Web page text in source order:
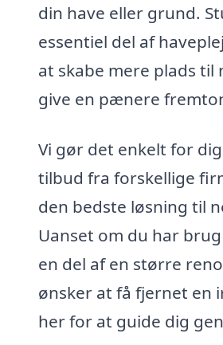
din have eller grund.
essentiel del af
at skabe mere plads
give en pænere
Vi gør det enkelt for
tilbud fra forskellige
den bedste løsning til
Uanset om du har
en del af en større
ønsker at få fjernet en
her for at guide dig